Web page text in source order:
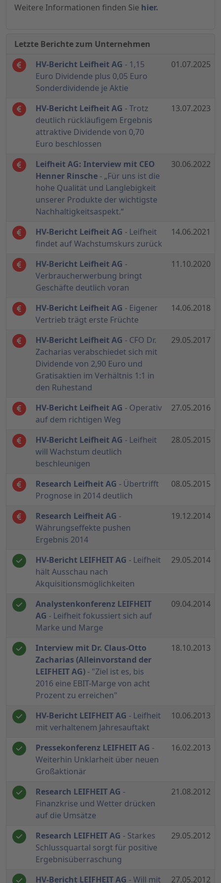
Weitere Informationen finden Sie hier.
Letzte Berichte zum Unternehmen
HV-Bericht Leifheit AG - 1,15
Euro Dividende plus 0,05 Euro
Sonderdividende je Aktie
01.07.2025
HV-Bericht Leifheit AG - Trotz
deutlich rückläufigem Ergebnis
attraktive Dividende von 0,70
Euro beschlossen
13.07.2023
Leifheit AG: Interview mit CEO
Henner Rinsche - „Für uns ist die
hohe Qualität und Langlebigkeit
unserer Produkte der wichtigste
Nachhaltigkeitsaspekt.“
30.06.2022
HV-Bericht Leifheit AG - Leifheit
findet auf Wachstumskurs zurück
14.06.2021
HV-Bericht Leifheit AG -
Verbraucherwerbung bringt
Geschäfte deutlich voran
11.10.2020
HV-Bericht Leifheit AG - Eigener
Vertrieb trägt erste Früchte
14.06.2018
HV-Bericht Leifheit AG - CFO Dr.
Zacharias verabschiedet sich mit
Dividende von 2,90 Euro und
Gratisaktien im Verhältnis 1:1 in
den Ruhestand
29.05.2017
HV-Bericht Leifheit AG - Operativ
auf dem richtigen Weg
27.05.2016
HV-Bericht Leifheit AG - Leifheit
will Wachstum deutlich
beschleunigen
28.05.2015
Research Leifheit AG - Übertrifft
Prognose in 2014 deutlich
08.05.2015
Research Leifheit AG -
Währungseffekte pushen
Ergebnis 2014
19.12.2014
HV-Bericht LEIFHEIT AG - Leifheit
hält Ausschau nach
Akquisitionsmöglichkeiten
29.05.2014
Analystenkonferenz LEIFHEIT
AG - Leifheit fokussiert sich auf
Marke und Marge
09.04.2014
Interview mit Dr. Claus-Otto
Zacharias (Alleinvorstand der
LEIFHEIT AG)- "Ziel ist es, bis
2016 eine EBIT-Marge von acht
Prozent zu erreichen"
18.10.2013
HV-Bericht LEIFHEIT AG - Leifheit
mit verhaltenem Jahresauftakt
10.06.2013
Pressekonferenz LEIFHEIT AG -
Weiterhin Unklarheit über neuen
Großaktionär
16.02.2013
Research LEIFHEIT AG -
Finanzkrise und Wetter drücken
auf die Umsätze
21.08.2012
Research LEIFHEIT AG - Starkes
Schlussquartal sorgt für positive
Ergebnisüberraschung
29.05.2012
HV-Bericht LEIFHEIT AG - Will mit 27.05.2012